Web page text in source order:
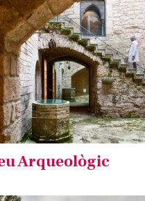
Arqueològic